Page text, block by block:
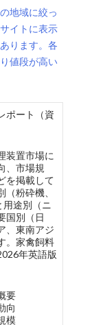
地域に絞っ
イトに表示
ります。各
値段が高い
ポート（資
装置市場に
、市場規
を掲載して
粉砕機、
途別（ニ
国別（日
、東南アジ
。家禽飼料
年英語版
要
向
模